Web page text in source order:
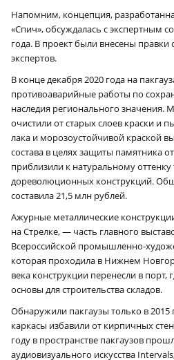
Напомним, концепция,
«Спич», обсуждалась с экспертным
года. В проект были внесены
экспертов.
В конце декабря 2020 года на
противоаварийные работы по
наследия регионального значения.
очистили от старых слоев краски и
лака и морозоустойчивой краской
состава в целях защиты памятника
приблизили к натуральному
дореволюционных конструкций.
составила 21,5 млн рублей.
Ажурные металлические
на Стрелке, — часть главного
Всероссийской промышленно-
которая проходила в Нижнем
века конструкции перенесли в порт,
основы для строительства складов.
Обнаружили пакгаузы только в 2015
каркасы избавили от кирпичных
году в пространстве пакгаузов
аудиовизуального искусства